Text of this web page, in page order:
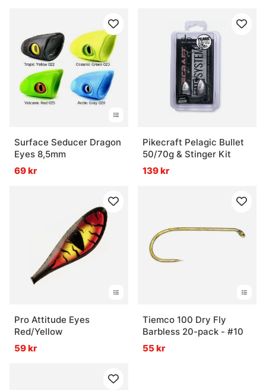
Surface Seducer Dragon
Eyes 8,5mm
69 kr
Pikecraft Pelagic Bullet
50/70g & Stinger Kit
139 kr
Pro Attitude Eyes
Red/Yellow
59 kr
Tiemco 100 Dry Fly
Barbless 20-pack - #10
55 kr